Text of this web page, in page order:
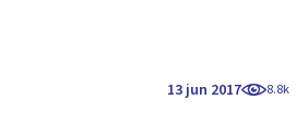
13 jun 2017 8.8k